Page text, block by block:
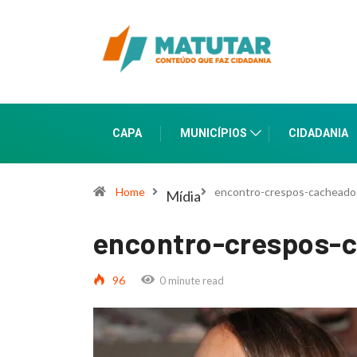
CAPA MUNICÍPIOS CIDADANIA
Home Mídia encontro-crespos-
encontro-crespos-
96 0 minute read